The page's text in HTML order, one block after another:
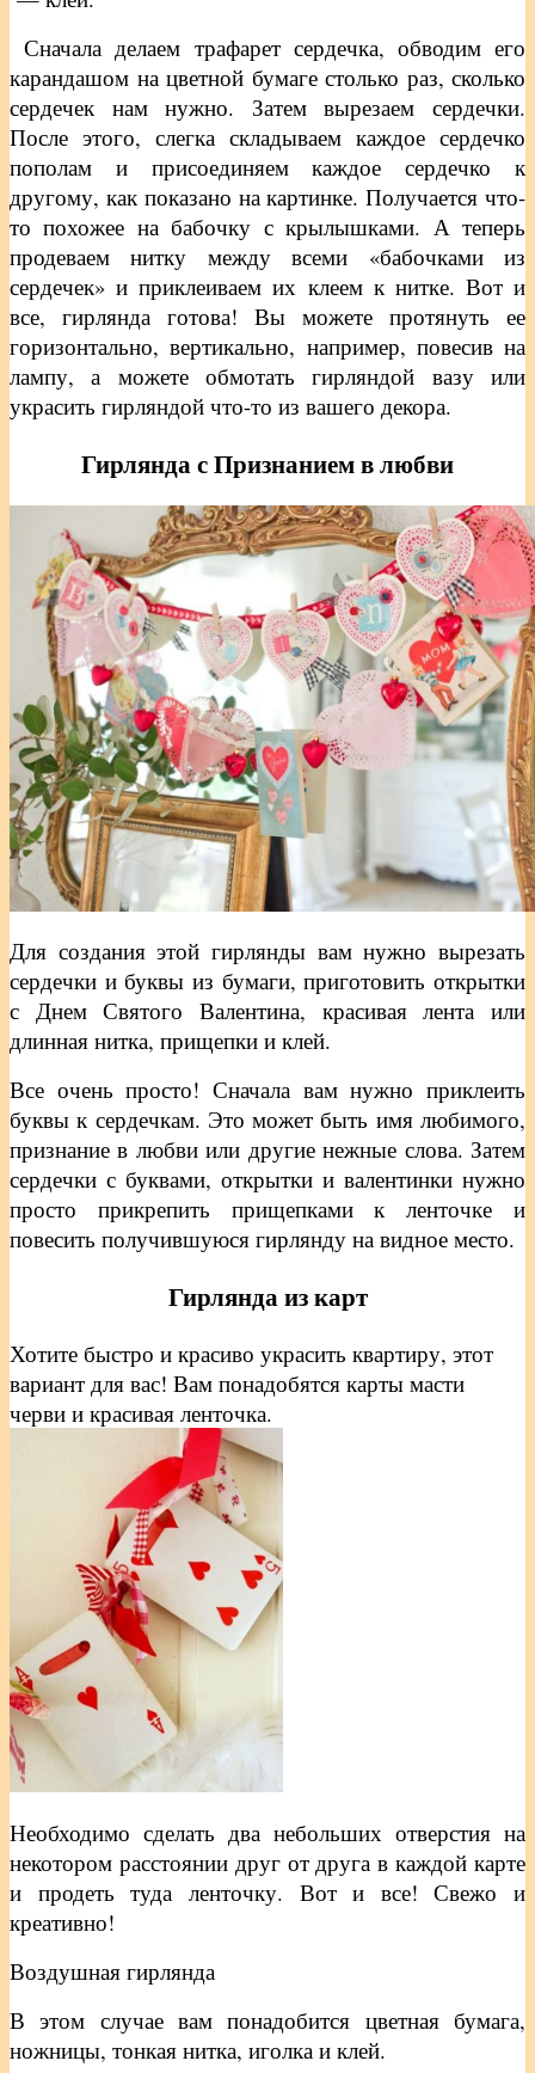
Сначала делаем трафарет сердечка, обводим его
карандашом на цветной бумаге столько раз, сколько
сердечек нам нужно. Затем вырезаем сердечки.
После этого, слегка складываем каждое сердечко
пополам и присоединяем каждое сердечко к
другому, как показано на картинке. Получается что-
то похожее на бабочку с крылышками. А теперь
продеваем нитку между всеми «бабочками из
сердечек» и приклеиваем их клеем к нитке. Вот и
все, гирлянда готова! Вы можете протянуть ее
горизонтально, вертикально, например, повесив на
лампу, а можете обмотать гирляндой вазу или
украсить гирляндой что-то из вашего декора.
Гирлянда с Признанием в любви
Для создания этой гирлянды вам нужно вырезать
сердечки и буквы из бумаги, приготовить открытки
с Днем Святого Валентина, красивая лента или
длинная нитка, прищепки и клей.
Все очень просто! Сначала вам нужно приклеить
буквы к сердечкам. Это может быть имя любимого,
признание в любви или другие нежные слова. Затем
сердечки с буквами, открытки и валентинки нужно
просто прикрепить прищепками к ленточке и
повесить получившуюся гирлянду на видное место.
Гирлянда из карт
Хотите быстро и красиво украсить квартиру, этот
вариант для вас! Вам понадобятся карты масти
черви и красивая ленточка.
Необходимо сделать два небольших отверстия на
некотором расстоянии друг от друга в каждой карте
и продеть туда ленточку. Вот и все! Свежо и
креативно!
Воздушная гирлянда
В этом случае вам понадобится цветная бумага,
ножницы, тонкая нитка, иголка и клей.